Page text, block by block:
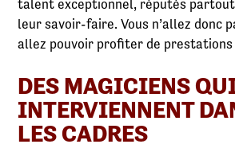
talent exceptionnel, réputés
leur savoir-faire. Vous n’allez donc
allez pouvoir profiter de
DES MAGICIENS
INTERVIENNENT
LES CADRES